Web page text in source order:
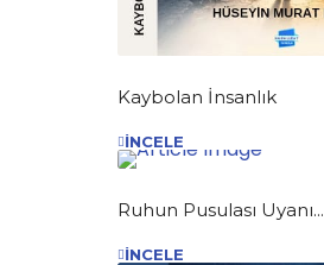
Kaybolan İnsanlık
İNCELE
Ruhun Pusulası Uyanı...
İNCELE